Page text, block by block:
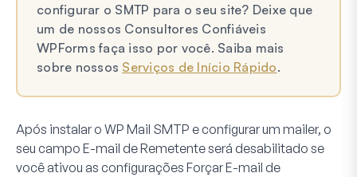
configurar o SMTP para o seu site? Deixe que
um de nossos Consultores Confiáveis
WPForms faça isso por você. Saiba mais
sobre nossos Serviços de Início Rápido.
Após instalar o WP Mail SMTP e configurar um mailer, o
seu campo E-mail de Remetenteserá desabilitado se
você ativou as configurações Forçar E-mail de